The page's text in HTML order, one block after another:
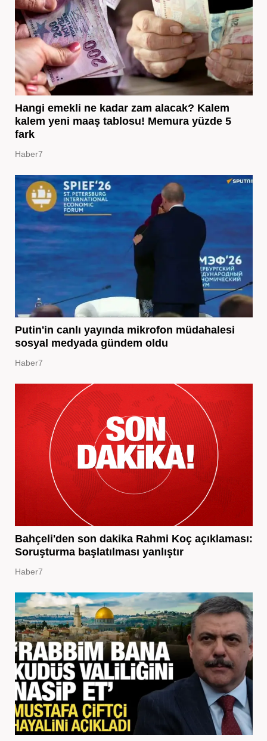
Hangi emekli ne kadar zam alacak? Kalem
kalem yeni maaş tablosu! Memura yüzde 5
fark
Haber7
Putin'in canlı yayında mikrofon müdahalesi
sosyal medyada gündem oldu
Haber7
Bahçeli'den son dakika Rahmi Koç açıklaması:
Soruşturma başlatılması yanlıştır
Haber7